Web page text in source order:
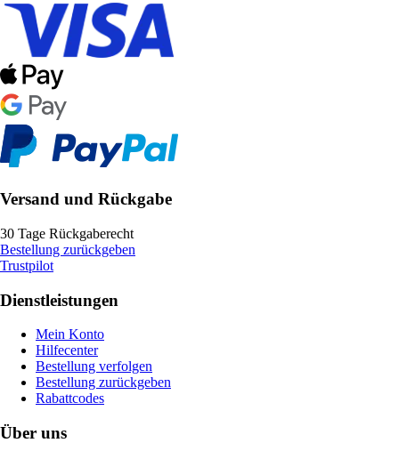
Versand und Rückgabe
30 Tage Rückgaberecht
Bestellung zurückgeben
Trustpilot
Dienstleistungen
Mein Konto
Hilfecenter
Bestellung verfolgen
Bestellung zurückgeben
Rabattcodes
Über uns